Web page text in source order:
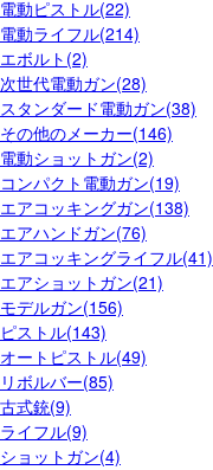
電動ピストル(22)
電動ライフル(214)
エボルト(2)
次世代電動ガン(28)
スタンダード電動ガン(38)
その他のメーカー(146)
電動ショットガン(2)
コンパクト電動ガン(19)
エアコッキングガン(138)
エアハンドガン(76)
エアコッキングライフル(41)
エアショットガン(21)
モデルガン(156)
ピストル(143)
オートピストル(49)
リボルバー(85)
古式銃(9)
ライフル(9)
ショットガン(4)